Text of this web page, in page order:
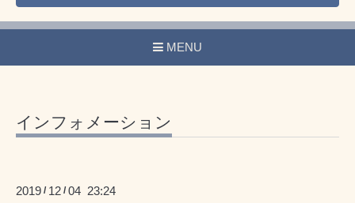
MENU
インフォメーション
2019 / 12 /04 23:24